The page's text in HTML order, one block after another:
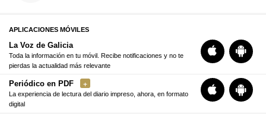
APLICACIONES MÓVILES
La Voz de Galicia
Toda la información en tu móvil. Recibe notificaciones y no te
pierdas la actualidad más relevante
Periódico en PDF
La experiencia de lectura del diario impreso, ahora, en formato
digital